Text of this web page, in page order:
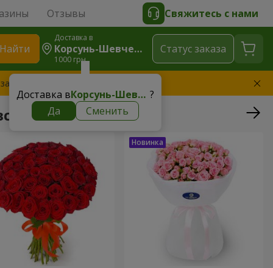
Отзывы Свяжитесь с нами
Найти
Доставка в
Корсунь-Шевченковский
1000 грн
Доставка в Корсунь-Шевченковский ?
Да
Сменить
Cтатус заказа
букет